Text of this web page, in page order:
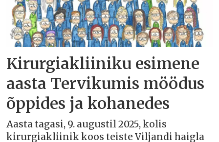
Kirurgiakliiniku esimene
aasta Tervikumis möödus
õppides ja kohanedes
Aasta tagasi, 9. augustil 2025, kolis
kirurgiakliinik koos teiste Viljandi haigla